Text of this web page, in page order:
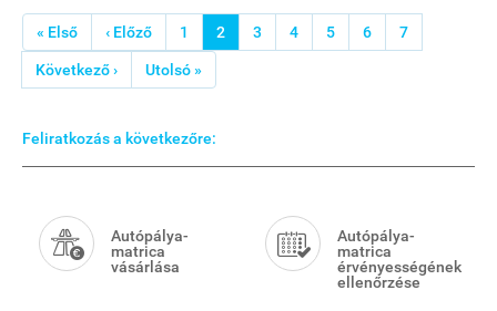
Oldalszámozás
Első
oldal
« Első
Előző
oldal
‹ Előző Oldal
1
Jelenlegi
oldal
2 Oldal
3 Oldal
4 Oldal
5 Oldal
6 Oldal
7
Következő
oldal
Következő ›
Utolsó
oldal
Utolsó »
Feliratkozás a következőre:
Menu
Autópálya-
matrica
vásárlása
Autópálya-
matrica
érvényességének
ellenőrzése